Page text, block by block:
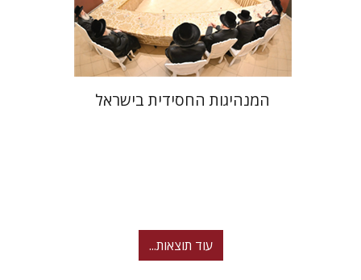
$46
$41
המנהיגות החסידית בישראל
עוד תוצאות...